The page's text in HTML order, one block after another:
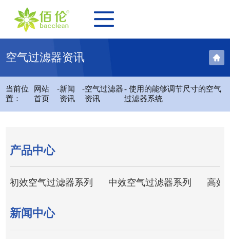
空气过滤器资讯
当前位
置：
网站
首页
-新闻
资讯
-空气过滤器
资讯
- 使用的能够调节尺寸的空气
过滤器系统
产品中心
初效空气过滤器系列 中效空气过滤器系列 高效
新闻中心